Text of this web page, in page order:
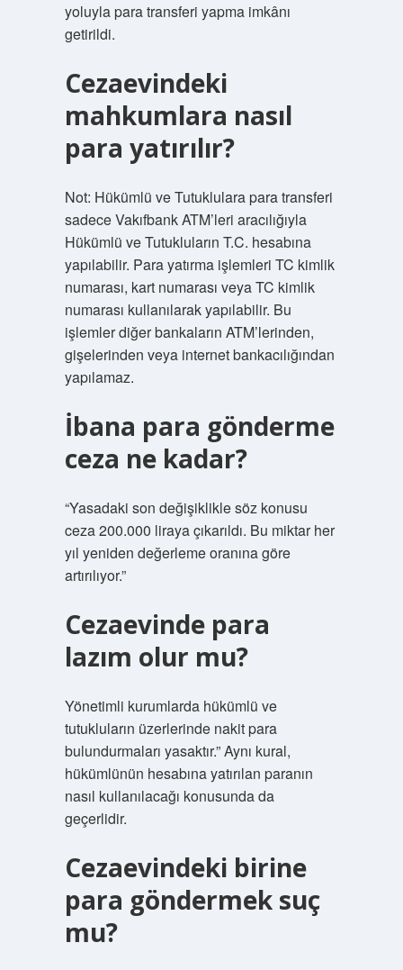
yoluyla para transferi yapma imkânı
getirildi.
Cezaevindeki
mahkumlara nasıl
para yatırılır?
Not: Hükümlü ve Tutuklulara para transferi
sadece Vakıfbank ATM’leri aracılığıyla
Hükümlü ve Tutukluların T.C. hesabına
yapılabilir. Para yatırma işlemleri TC kimlik
numarası, kart numarası veya TC kimlik
numarası kullanılarak yapılabilir. Bu
işlemler diğer bankaların ATM’lerinden,
gişelerinden veya internet bankacılığından
yapılamaz.
İbana para gönderme
ceza ne kadar?
“Yasadaki son değişiklikle söz konusu
ceza 200.000 liraya çıkarıldı. Bu miktar her
yıl yeniden değerleme oranına göre
artırılıyor.”
Cezaevinde para
lazım olur mu?
Yönetimli kurumlarda hükümlü ve
tutukluların üzerlerinde nakit para
bulundurmaları yasaktır.” Aynı kural,
hükümlünün hesabına yatırılan paranın
nasıl kullanılacağı konusunda da
geçerlidir.
Cezaevindeki birine
para göndermek suç
mu?